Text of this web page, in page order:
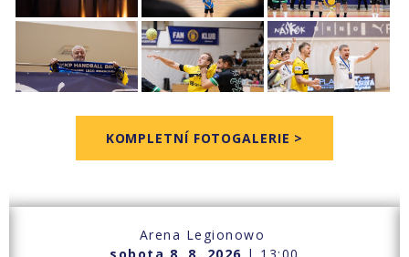
KOMPLETNÍ FOTOGALERIE >
Arena Legionowo